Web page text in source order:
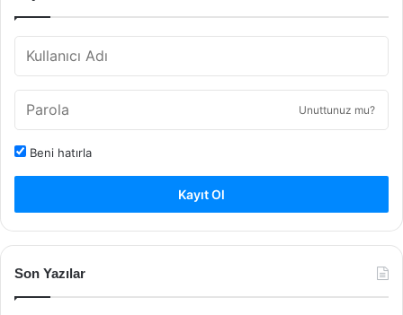
Unuttunuz mu?
Beni hatırla
Kayıt Ol
Son Yazılar